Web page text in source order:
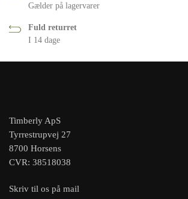
Gælder på lagervarer
Fuld returret
I 14 dage
Timberly ApS
Tyrrestrupvej 27
8700 Horsens
CVR: 38518038
Skriv til os på mail